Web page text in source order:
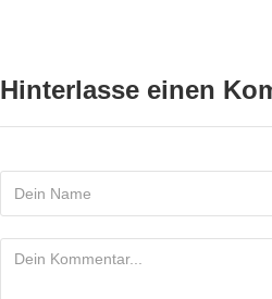
Hinterlasse einen